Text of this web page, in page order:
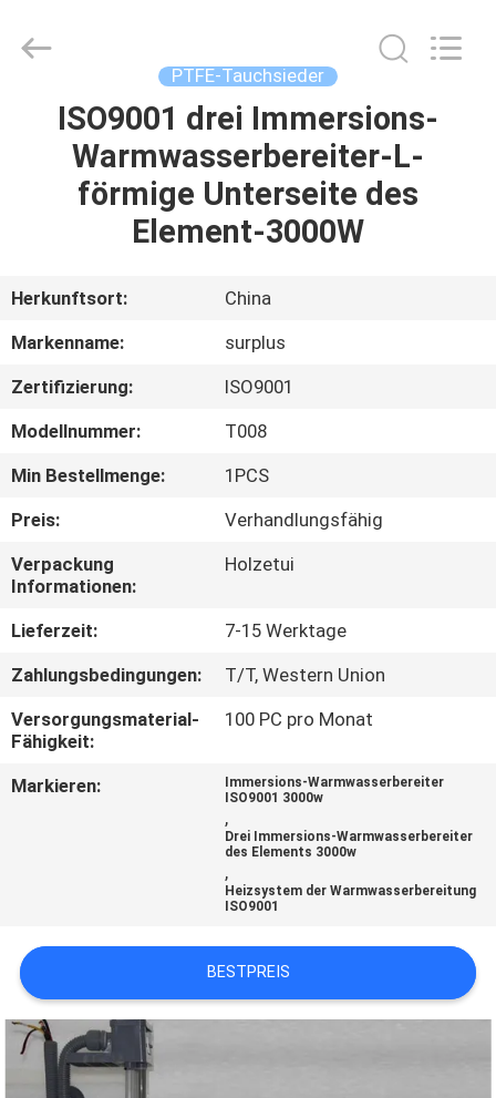
HAUSE
PRODUKTE
ÜBER
UNS
WERKSBESICHTIGUNG
QUALITÄTSKONTROLLE
KONTAKT
MIT
UNS
NEUIGKEITEN
BITTE UM
EIN
PRIVACY
POLICY
Limited.
PTFE-Tauchsieder
ISO9001 drei Immersions-
Warmwasserbereiter-L-
förmige Unterseite des
Element-3000W
Herkunftsort:
China
Markenname:
surplus
Zertifizierung:
ISO9001
Modellnummer:
T008
Min Bestellmenge:
1PCS
Preis:
Verhandlungsfähig
Verpackung
Informationen:
Holzetui
Lieferzeit:
7-15 Werktage
Zahlungsbedingungen:
T/T, Western Union
Versorgungsmaterial-
Fähigkeit:
100 PC pro Monat
Markieren:
Immersions-Warmwasserbereiter
ISO9001 3000w
,
Drei Immersions-Warmwasserbereiter
des Elements 3000w
,
Heizsystem der Warmwasserbereitung
ISO9001
BESTPREIS